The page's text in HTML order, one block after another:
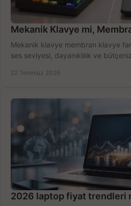
Mekanik Klavye mi,
Mekanik klavye membran klavye
ses seviyesi, dayanıklılık ve
22 Temmuz 2026
2026 laptop fiyat trendleri